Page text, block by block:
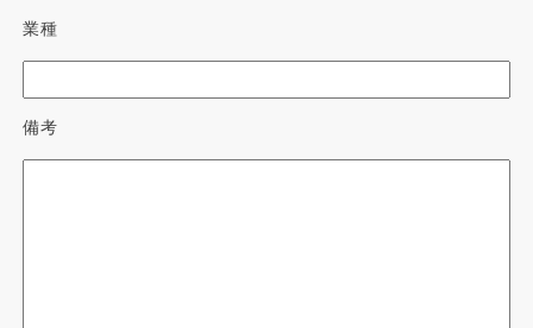
業種
備考